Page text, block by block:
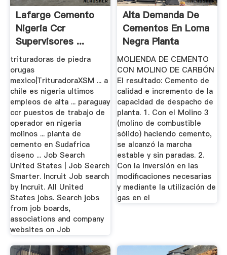
Lafarge Cemento
Nigeria Ccr
Supervisores ...
Molino De Bola
trituradoras de piedra
orugas
mexico|TrituradoraXSM ... a
chile es nigeria ultimos
empleos de alta ... paraguay
ccr puestos de trabajo de
operador en nigeria
molinos ... planta de
cemento en Sudafrica
diseno ... Job Search
United States | Job Search
Smarter. Incruit Job search
by Incruit. All United
States jobs. Search jobs
from job boards,
associations and company
websites on Job
Alta Demanda De
Cementos En Loma
Negra Planta
Catamarca
MOLIENDA DE CEMENTO
CON MOLINO DE CARBÓN
El resultado: Cemento de
calidad e incremento de la
capacidad de despacho de
planta. 1. Con el Molino 3
(molino de combustible
sólido) haciendo cemento,
se alcanzó la marcha
estable y sin paradas. 2.
Con la inversión en las
modificaciones necesarias
y mediante la utilización de
gas en el